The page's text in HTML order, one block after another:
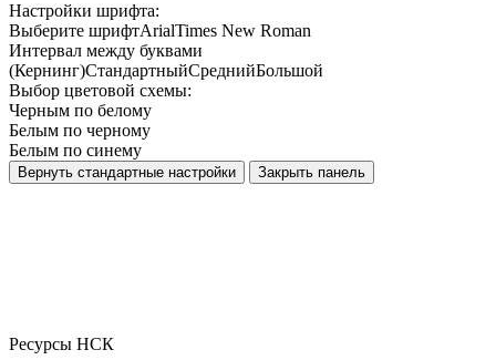
Настройки шрифта:
Выберите шрифтArialTimes New Roman
Интервал между буквами
(Кернинг)СтандартныйСреднийБольшой
Выбор цветовой схемы:
Черным по белому
Белым по черному
Белым по синему
Вернуть стандартные настройки Закрыть панель
Ресурсы НСК